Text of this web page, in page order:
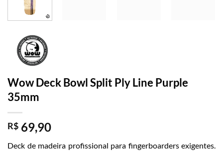
Wow Deck Bowl Split Ply Line Purple
35mm
R$ 69,90
Deck de madeira profissional para fingerboarders exigentes.